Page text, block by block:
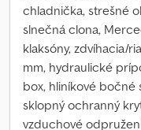
chladnička, strešné
slnečná clona,
klaksóny, zdvíhacia/
mm, hydraulické
box, hliníkové
sklopný ochranný
vzduchové